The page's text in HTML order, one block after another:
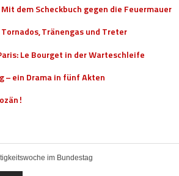
dem Scheckbuch gegen die Feuermauer
Tränengas und Treter
Le Bourget in der Warteschleife
– ein Drama in fünf Akten
im Bundestag